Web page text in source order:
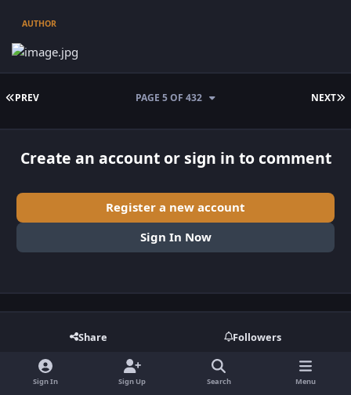
AUTHOR
FIRST PAGE
PREV NEXT
PAGE 5 OF 432
Create an account or sign in to comment
Register a new account
Sign In Now
Share Followers
Go to topic listing
Sign In Sign Up Search Menu